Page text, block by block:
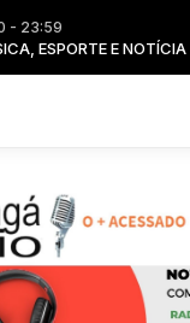
- 23:59
E NOTÍCIA